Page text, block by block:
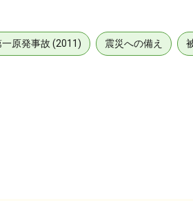
原発事故 (2011) 震災への備え